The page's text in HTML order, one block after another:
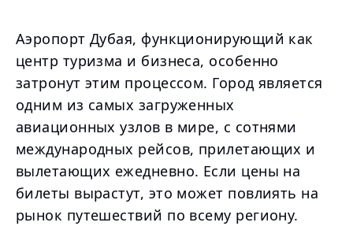
Аэропорт Дубая, функционирующий как
центр туризма и бизнеса, особенно
затронут этим процессом. Город является
одним из самых загруженных
авиационных узлов в мире, с сотнями
международных рейсов, прилетающих и
вылетающих ежедневно. Если цены на
билеты вырастут, это может повлиять на
рынок путешествий по всему региону.